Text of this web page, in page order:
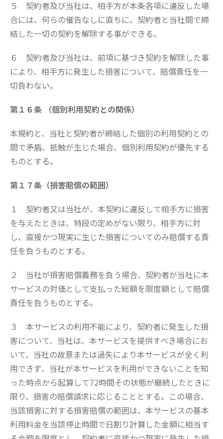
５ 契約者及び当社は、相手方が本条各項に違反した場
合には、何らの催告なしに直ちに、契約者と当社間で締
結した一切の契約を解除する事ができる。
６ 契約者及び当社は、前項に基づき契約を解除した事
により、相手方に発生した損害について、賠償責任を一
切負わない。
第１６条 （個別利用契約との関係）
本規約と、当社と契約者が締結した個別の利用契約との
間で矛盾、抵触が生じた場合、個別利用契約が優先する
ものとする。
第１７条（損害賠償の範囲）
１ 契約者又は当社が、本契約に違反して相手方に損害
を与えたときは、特段の定めがない限り、相手方に対
し、直接かつ現実に生じた損害についてのみ賠償する責
任を負うものとする。
２ 当社が損害賠償義務を負う場合、契約者が当社に本
サービスの対価として支払った総額を限度額として賠償
責任を負うものとする。
３ 本サービスの利用不能により、契約者に発生した損
害について、当社は、本サービスを提供すべき場合にお
いて、当社の故意または過失により本サービスが全く利
用できず、当社が本サービスを利用ができないことを知
った時点から起算して72時間その状態が継続したときに
限り、損害の賠償請求に応じることとする。この場合、
当該損害に対する損害賠償の範囲は、本サービスの基本
利用料金を当該停止時間で日割り計算した金額に相当す